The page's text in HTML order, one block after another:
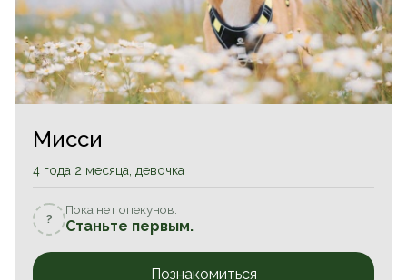
Мисси
4 года 2 месяца, девочка
?
Пока нет опекунов.
Станьте первым.
Познакомиться